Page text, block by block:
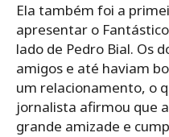
Ela também foi a
apresentar o
lado de Pedro Bial. Os
amigos e até haviam
um relacionamento, o
jornalista afirmou que
grande amizade e